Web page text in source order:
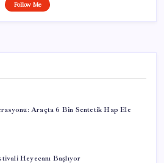
Follow Me
Araçta 6 Bin Sentetik Hap Ele
Heyecanı Başlıyor